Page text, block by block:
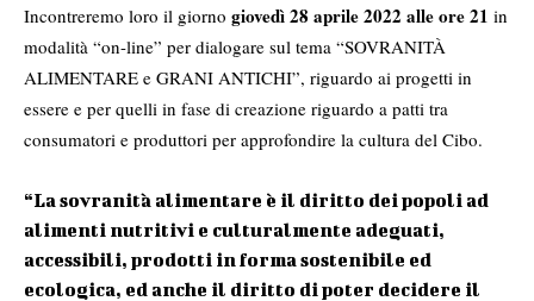
Incontreremo loro il giorno giovedì 28 aprile 2022 alle ore 21 in
modalità “on-line” per dialogare sul tema “SOVRANITÀ
ALIMENTARE e GRANI ANTICHI”, riguardo ai progetti in
essere e per quelli in fase di creazione riguardo a patti tra
consumatori e produttori per approfondire la cultura del Cibo.
“La sovranità alimentare è il diritto dei popoli ad
alimenti nutritivi e culturalmente adeguati,
accessibili, prodotti in forma sostenibile ed
ecologica, ed anche il diritto di poter decidere il